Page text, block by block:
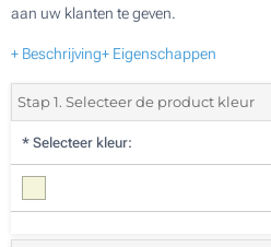
aan uw klanten te geven.
+ Beschrijving+ Eigenschappen
Stap 1. Selecteer de product kleur
* Selecteer kleur: